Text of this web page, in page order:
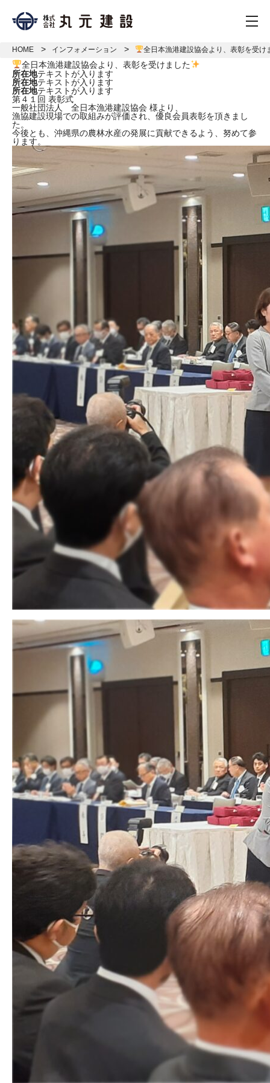
HOME インフォメーション 全日本漁港建設協会より、表彰を受け
全日本漁港建設協会より、表彰を受けました
所在地テキストが入ります
所在地テキストが入ります
所在地テキストが入ります
第４１回 表彰式
一般社団法人 全日本漁港建設協会 様より、
漁協建設現場での取組みが評価され、優良会員表彰を頂きまし
た。
今後とも、沖縄県の農林水産の発展に貢献できるよう、努めて参
ります。